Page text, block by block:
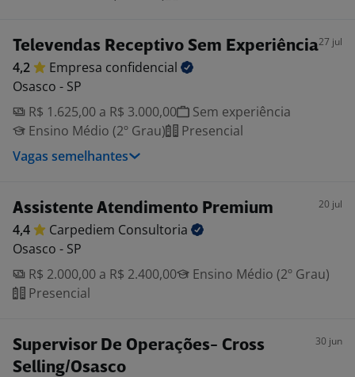
Televendas Receptivo Sem Experiência27 jul
4,2 Empresa confidencial
Osasco - SP
R$ 1.625,00 a R$ 3.000,00
Sem experiência
Ensino Médio (2º Grau)
Presencial
Vagas semelhantes
Assistente Atendimento Premium 20 jul
4,4 Carpediem Consultoria
Osasco - SP
R$ 2.000,00 a R$ 2.400,00
Ensino Médio (2º Grau)
Presencial
Supervisor De Operações- Cross
Selling/Osasco
30 jun